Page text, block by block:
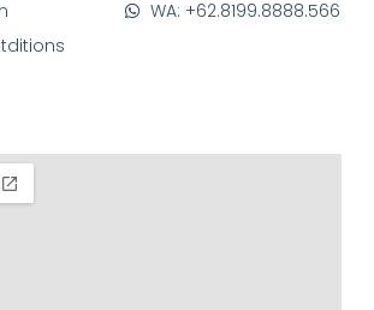
WA: +62.8199.8888.566